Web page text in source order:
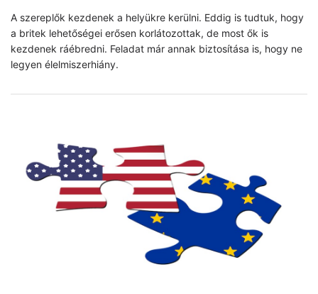
A szereplők kezdenek a helyükre kerülni. Eddig is tudtuk, hogy
a britek lehetőségei erősen korlátozottak, de most ők is
kezdenek ráébredni. Feladat már annak biztosítása is, hogy ne
legyen élelmiszerhiány.